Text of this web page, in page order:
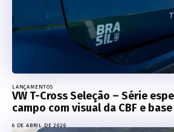
LANÇAMENTOS
VW T-Cross Seleção – Série
campo com visual da CBF e
6 DE ABRIL DE 2026